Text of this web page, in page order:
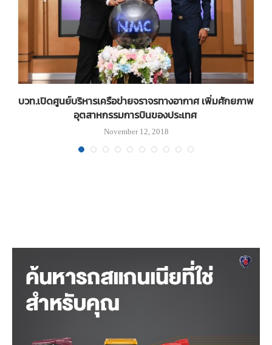
บวท.เปิดศูนย์บริหารเครือข่ายจราจรทางอากาศ เพิ่มศักยภาพ
อุตสาหกรรมการบินของประเทศ
November 12, 2018